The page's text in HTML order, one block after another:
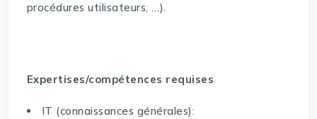
procédures utilisateurs, …).
Expertises/compétences requises
IT (connaissances générales):